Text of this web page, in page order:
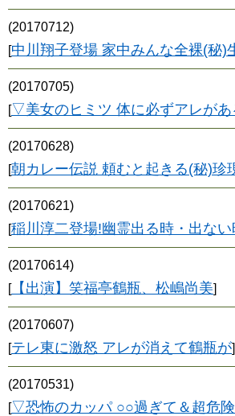
(20170712)
[中川翔子登場 家中みんな全裸(秘)
(20170705)
[▽美女のヒミツ 体に必ずアレがあ
(20170628)
[朝カレー伝説 頼むと起きる(秘)珍
(20170621)
[稲川淳二登場!幽霊出る時・出ない
(20170614)
[【出演】笑福亭鶴瓶、松嶋尚美]
(20170607)
[テレ東に激怒 アレが消えて鶴瓶が]
(20170531)
[▽恐怖のカッパ ○○過ぎて＆超危